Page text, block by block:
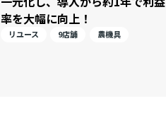
率を大幅に向上！
リユース 9店舗 農機具